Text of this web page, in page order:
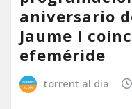
aniversario
Jaume I
efeméride
torrent al dia